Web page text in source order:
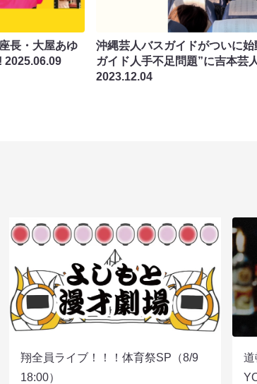
長・大屋あゆ
!2025.06.09
沖縄芸人バスガイドがついに
ガイド人手不足問題”に吉本芸
2023.12.04
翔全員ライブ！！！体育祭SP（8/9
18:00）
道